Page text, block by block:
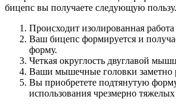
бицепс вы получаете следующую пользу.
Происходит изолированная работа
Ваш бицепс формируется и
форму.
Четкая округлость двуглавой
Ваши мышечные головки заметно
Вы приобретете подтянутую
использования чрезмерно тяжелых